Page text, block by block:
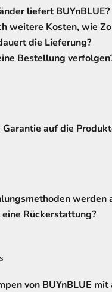
liefert BUYnBLUE?
weitere Kosten, wie
die Lieferung?
Bestellung
auf die
werden
Rückerstattung?
von BUYnBLUE